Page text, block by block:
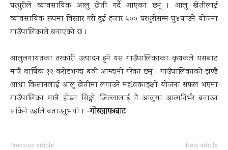
घरधुरीले व्यावसायिक आलु खेती गर्दै आएका छन् । आलु खेतीलाई
व्यावसायिक रूपमा विस्तार गरी दुई हजार ५०० घरधुरीसम्म पु¥याउने योजना
गाउँपालिकाले बनाएको छ ।
आलुलगायतका तरकारी उत्पादन हुने यस गाउँपालिकाका कृषकले यसबाट
मात्रै वार्षिक १२ करोडभन्दा बढी आम्दानी गरेका छन् । गाउँपालिकाको झण्डै
आधा किसानलाई आलु खेतीमा लगाउने महìवकाङ्क्षी योजना सफल भएमा
गाउँपालिका मात्रै होइन सिङ्गो जिल्लालाई नै आलुमा आत्मनिर्भर बनाउन
सकिने उहाँले बताउनुभयो । -गोरखापत्रबाट
Previous article Next article